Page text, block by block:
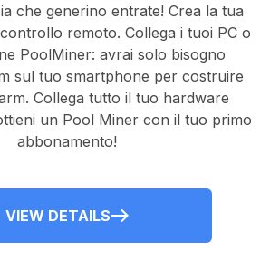
che generino entrate! Crea la tua
remoto. Collega i tuoi PC o
PoolMiner: avrai solo bisogno
sul tuo smartphone per costruire
Collega tutto il tuo hardware
un Pool Minercon il tuo primo
abbonamento!
VIEW DETAILS